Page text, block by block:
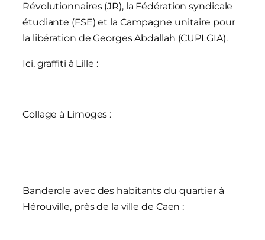
Révolutionnaires (JR), la Fédération syndicale
étudiante (FSE) et la Campagne unitaire pour
la libération de Georges Abdallah (CUPLGIA).
Ici, graffiti à Lille :
Collage à Limoges :
Banderole avec des habitants du quartier à
Hérouville, près de la ville de Caen :